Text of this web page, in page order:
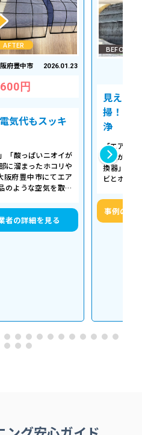
AFTER
府豊中市 2026.01.23
円
気代もスッキ
「酸っぱいニオイが
に溜まったホコリや
阪府豊中市にてエア
のような空気を取り
者の詳細を見る
BEFORE
見えな
掃！空
浄
「エアコ
た気がす
換器」の
ビとホコ
事例の詳